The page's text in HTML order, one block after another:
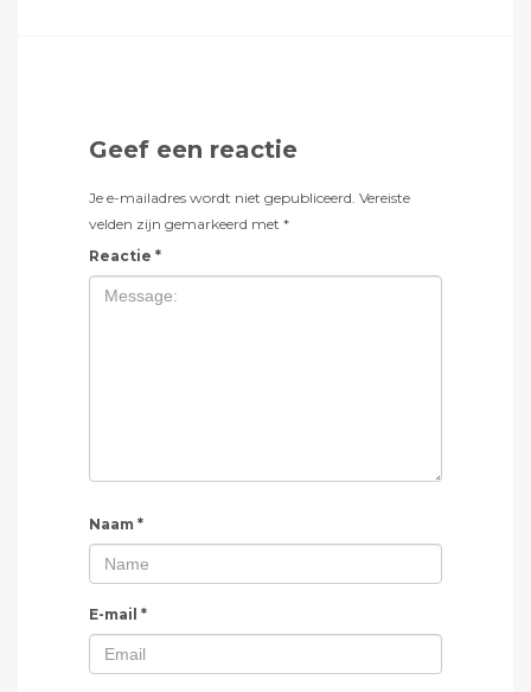
Geef een reactie
Je e-mailadres wordt niet gepubliceerd. Vereiste
velden zijn gemarkeerd met *
Reactie *
Naam *
E-mail *